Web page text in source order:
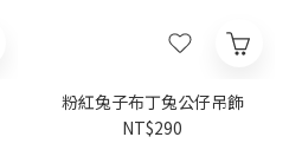
粉紅兔子布丁兔公仔吊飾
NT$290